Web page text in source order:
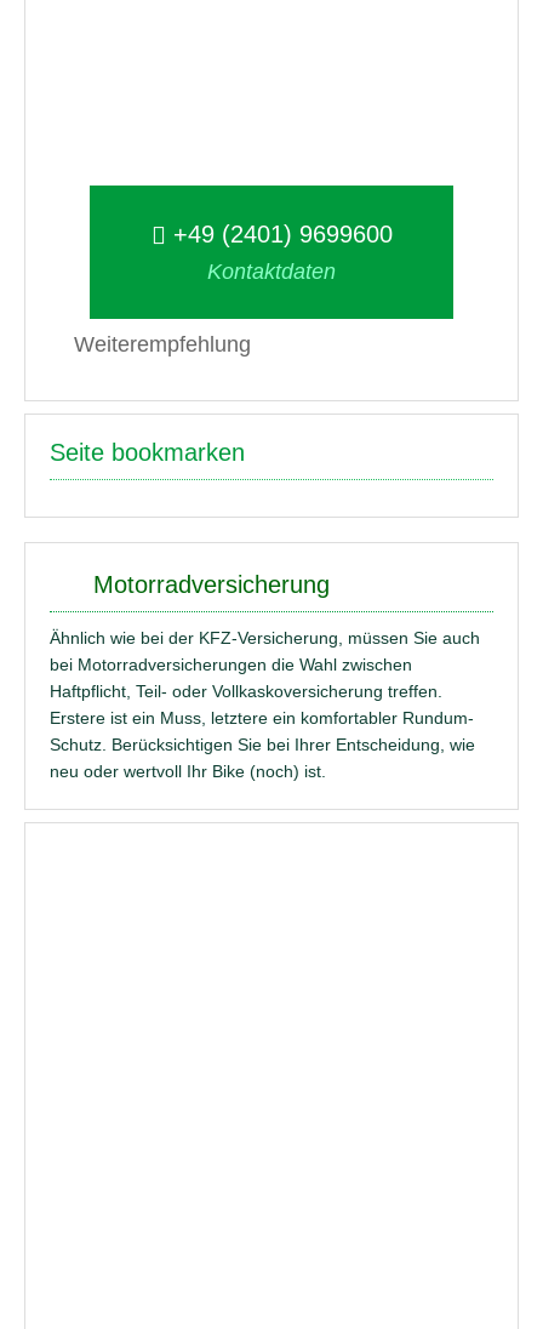
+49 (2401) 9699600
Kontaktdaten
Weiterempfehlung
Seite bookmarken
Motorradversicherung
Ähnlich wie bei der KFZ-Versicherung, müssen Sie auch
bei Motorradversicherungen die Wahl zwischen
Haftpflicht, Teil- oder Vollkaskoversicherung treffen.
Erstere ist ein Muss, letztere ein komfortabler Rundum-
Schutz. Berücksichtigen Sie bei Ihrer Entscheidung, wie
neu oder wertvoll Ihr Bike (noch) ist.